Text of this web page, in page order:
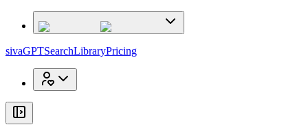
sivaGPTSearchLibraryPricing